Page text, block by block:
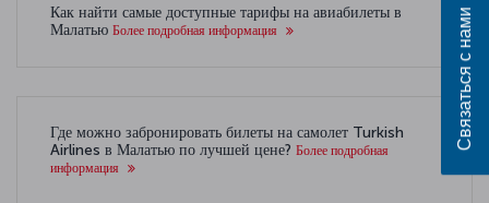
Как найти самые доступные тарифы на авиабилеты в
Малатью Более подробная информация
Где можно забронировать билеты на самолет Turkish
Airlines в Малатью по лучшей цене? Более подробная
информация
Связаться с нами